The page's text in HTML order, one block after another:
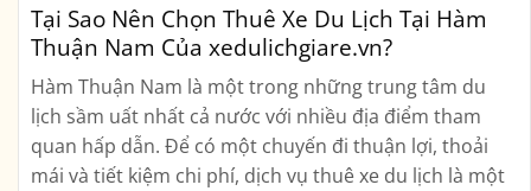
Tại Sao Nên Chọn Thuê Xe Du Lịch Tại Hàm
Thuận Nam Của xedulichgiare.vn?
Hàm Thuận Nam là một trong những trung tâm du
lịch sầm uất nhất cả nước với nhiều địa điểm tham
quan hấp dẫn. Để có một chuyến đi thuận lợi, thoải
mái và tiết kiệm chi phí, dịch vụ thuê xe du lịch là một